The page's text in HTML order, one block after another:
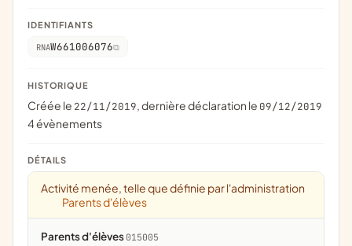
IDENTIFIANTS
RNAW661006076
HISTORIQUE
Créée le 22/11/2019, dernière déclaration le 09/12/2019
4 évènements
DÉTAILS
Activité menée, telle que définie par l'administration
Parents d'élèves
Parents d'élèves 015005